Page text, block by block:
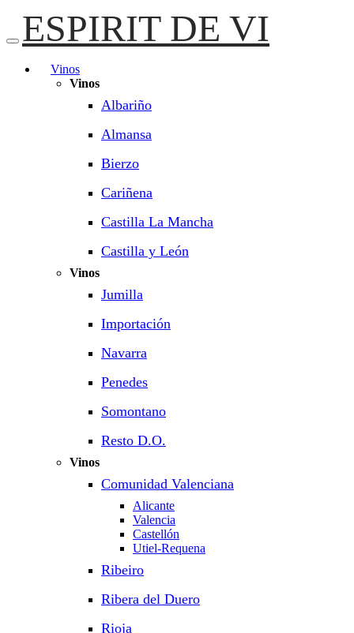
ESPIRIT DE VI
Vinos
Vinos
Albariño
Almansa
Bierzo
Cariñena
Castilla La Mancha
Castilla y León
Vinos
Jumilla
Importación
Navarra
Penedes
Somontano
Resto D.O.
Vinos
Comunidad Valenciana
Alicante
Valencia
Castellón
Utiel-Requena
Ribeiro
Ribera del Duero
Rioja